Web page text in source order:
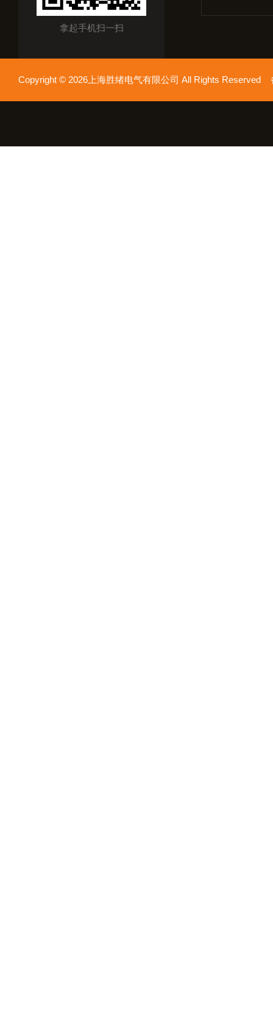
拿起手机扫一扫
Copyright © 2026上海胜绪电气有限公司 All Rights Reserved